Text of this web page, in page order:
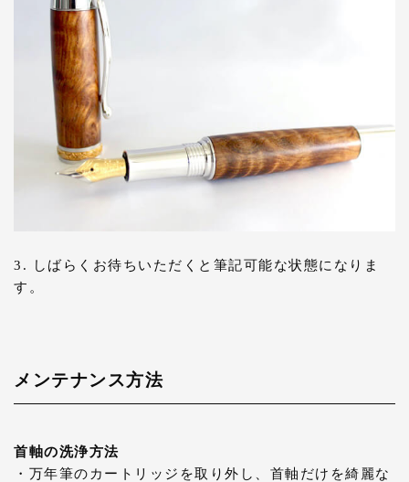
3. しばらくお待ちいただくと筆記可能な状態になりま
す。
メンテナンス方法
首軸の洗浄方法
・万年筆のカートリッジを取り外し、首軸だけを綺麗な